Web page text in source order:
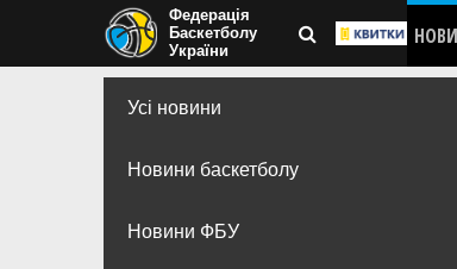
Федерація
Баскетболу
України
Усі новини
Новини баскетболу
Новини ФБУ